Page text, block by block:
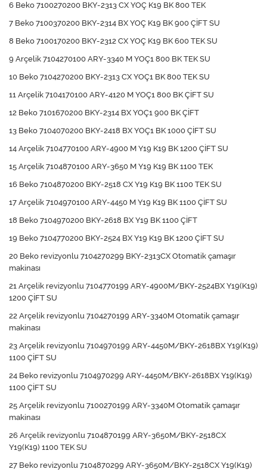
6 Beko 7100270200 BKY-2313 CX YOÇ K19 BK 800 TEK
7 Beko 7100370200 BKY-2314 BX YOÇ K19 BK 900 ÇİFT SU
8 Beko 7100170200 BKY-2312 CX YOÇ K19 BK 600 TEK SU
9 Arçelik 7104270100 ARY-3340 M YOÇ1 800 BK TEK SU
10 Beko 7104270200 BKY-2313 CX YOÇ1 BK 800 TEK SU
11 Arçelik 7104170100 ARY-4120 M YOÇ1 800 BK ÇİFT SU
12 Beko 7101670200 BKY-2314 BX YOÇ1 900 BK ÇİFT
13 Beko 7104070200 BKY-2418 BX YOÇ1 BK 1000 ÇİFT SU
14 Arçelik 7104770100 ARY-4900 M Y19 K19 BK 1200 ÇİFT SU
15 Arçelik 7104870100 ARY-3650 M Y19 K19 BK 1100 TEK
16 Beko 7104870200 BKY-2518 CX Y19 K19 BK 1100 TEK SU
17 Arçelik 7104970100 ARY-4450 M Y19 K19 BK 1100 ÇİFT SU
18 Beko 7104970200 BKY-2618 BX Y19 BK 1100 ÇİFT
19 Beko 7104770200 BKY-2524 BX Y19 K19 BK 1200 ÇİFT SU
20 Beko revizyonlu 7104270299 BKY-2313CX Otomatik çamaşır
makinası
21 Arçelik revizyonlu 7104770199 ARY-4900M/BKY-2524BX Y19(K19)
1200 ÇİFT SU
22 Arçelik revizyonlu 7104270199 ARY-3340M Otomatik çamaşır
makinası
23 Arçelik revizyonlu 7104970199 ARY-4450M/BKY-2618BX Y19(K19)
1100 ÇİFT SU
24 Beko revizyonlu 7104970299 ARY-4450M/BKY-2618BX Y19(K19)
1100 ÇİFT SU
25 Arçelik revizyonlu 7100270199 ARY-3340M Otomatik çamaşır
makinası
26 Arçelik revizyonlu 7104870199 ARY-3650M/BKY-2518CX
Y19(K19) 1100 TEK SU
27 Beko revizyonlu 7104870299 ARY-3650M/BKY-2518CX Y19(K19)